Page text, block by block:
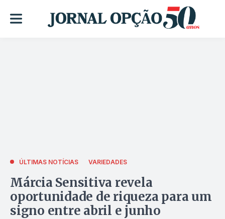
ÚLTIMAS NOTÍCIAS VARIEDADES
Márcia Sensitiva revela
oportunidade de riqueza para um
signo entre abril e junho